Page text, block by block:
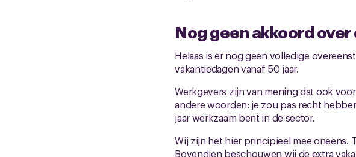
Nog geen akkoord
Helaas is er nog geen volledige
vakantiedagen vanaf 50 jaar.
Werkgevers zijn van mening dat ook
andere woorden: je zou pas recht
jaar werkzaam bent in de sector.
Wij zijn het hier principieel mee oneens.
Bovendien beschouwen wij de extra